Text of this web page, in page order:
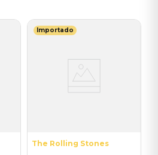
Importado
The Rolling Stones